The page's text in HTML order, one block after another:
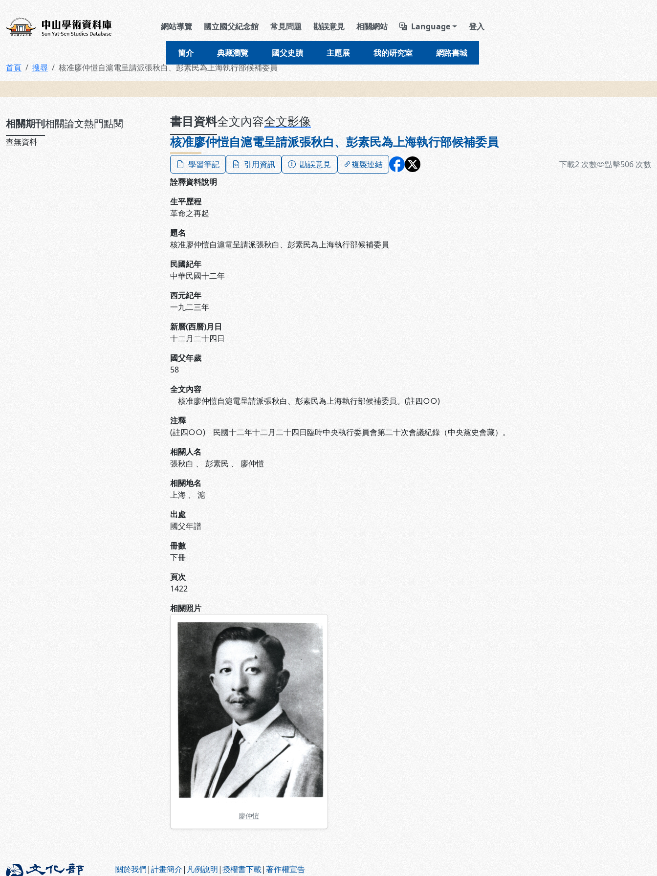
中山學術資料庫 導覽列區塊
網站導覽 國立國父紀念館 常見問題 勘誤意見 相關網站 Language 登入
簡介 典藏瀏覽 國父史蹟 主題展 我的研究室 網路書城
首頁 搜尋 核准廖仲愷自滬電呈請派張秋白、彭素民為上海執行部候補委員
相關期刊相關論文熱門點閱
查無資料
書目資料全文內容全文影像
核准廖仲愷自滬電呈請派張秋白、彭素民為上海執行部候補委員
學習筆記 引用資訊 勘誤意見 複製連結 下載2 次數 點擊506 次數
詮釋資料說明
生平歷程
革命之再起
題名
核准廖仲愷自滬電呈請派張秋白、彭素民為上海執行部候補委員
民國紀年
中華民國十二年
西元紀年
一九二三年
新曆(西曆)月日
十二月二十四日
國父年歲
58
全文內容
核准廖仲愷自滬電呈請派張秋白、彭素民為上海執行部候補委員。(註四○○)
注釋
(註四○○) 民國十二年十二月二十四日臨時中央執行委員會第二十次會議紀錄（中央黨史會藏）。
相關人名
張秋白 、 彭素民 、 廖仲愷
相關地名
上海 、 滬
出處
國父年譜
冊數
下冊
頁次
1422
相關照片
廖仲愷
關於我們|計畫簡介| 凡例說明|授權書下載|著作權宣告